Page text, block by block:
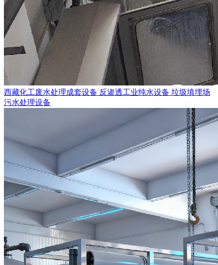
西藏化工废水处理成套设备 反渗透工业纯水设备 垃圾填埋场
污水处理设备